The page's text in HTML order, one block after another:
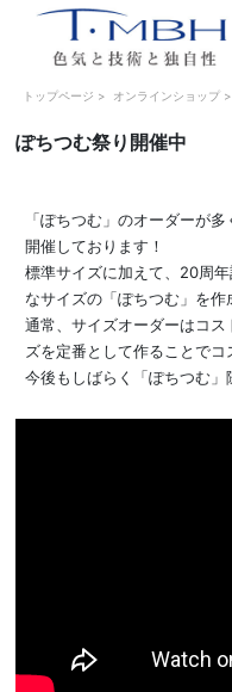
トップページ > オンラインショップ >
ぽちつむ祭り開催中
「ぽちつむ」のオーダーが
開催しております！
標準サイズに加えて、20周
なサイズの「ぽちつむ」を作
通常、サイズオーダーはコ
ズを定番として作ることでコ
今後もしばらく「ぽちつむ」